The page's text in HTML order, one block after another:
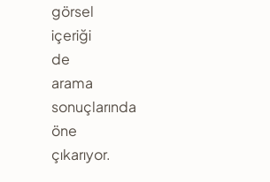
görsel
içeriği
de
arama
sonuçlarında
öne
çıkarıyor.